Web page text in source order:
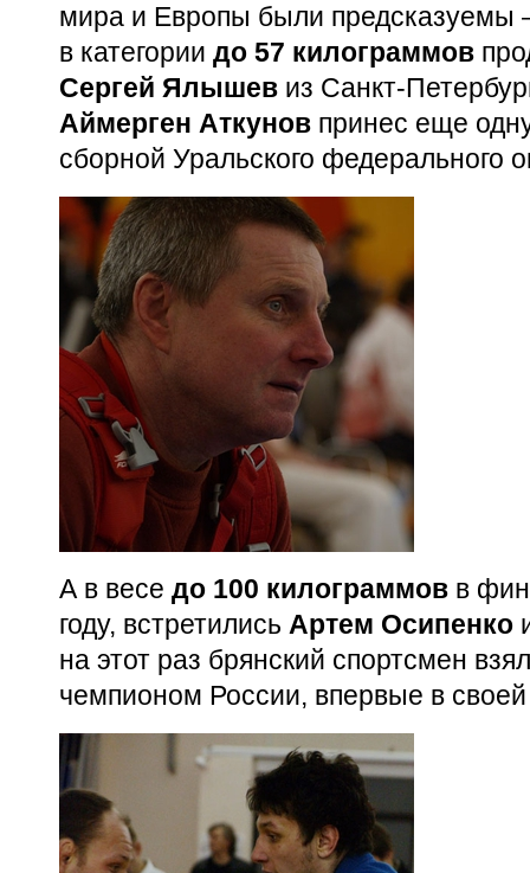
мира и Европы были предсказуемы
в категории до 57 килограммов
Сергей Ялышев из Санкт-
Аймерген Аткунов принес еще
сборной Уральского федерального
А в весе до 100 килограммов в
году, встретились Артем Осипенко
на этот раз брянский спортсмен
чемпионом России, впервые в